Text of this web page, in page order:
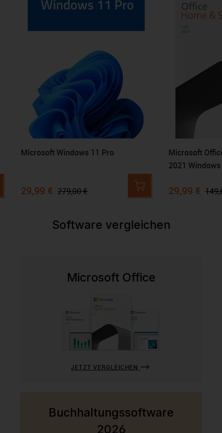
Microsoft Windows 11 Pro
29,99 € 279,00 €
Microsoft
2021 Windows
29,99 €
Software vergleichen
Microsoft Office
JETZT VERGLEICHEN
Buchhaltungssoftware
2026